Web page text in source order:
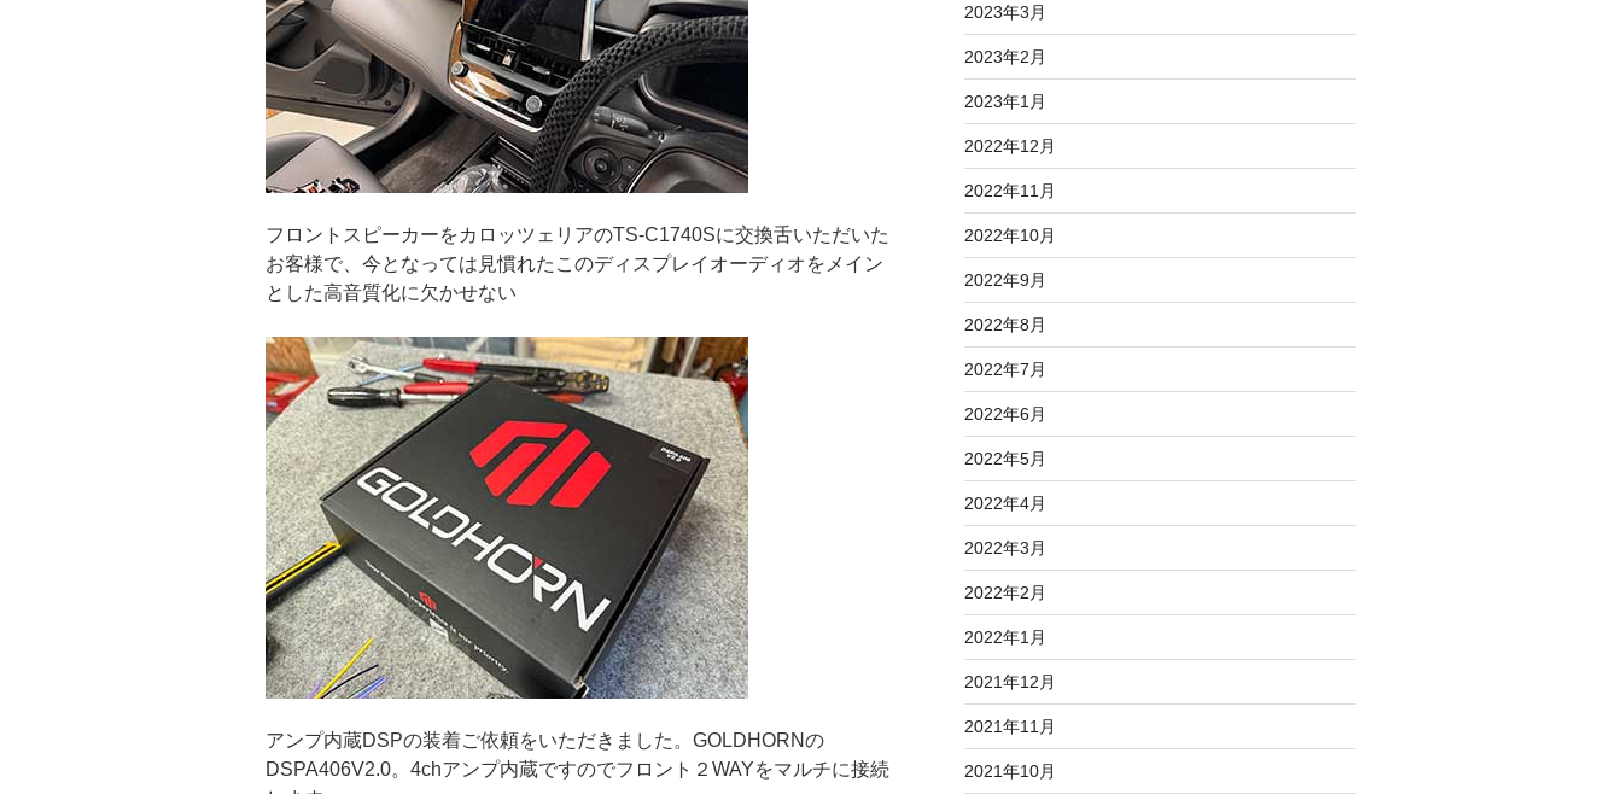
フロントスピーカーをカロッツェリアのTS-C1740Sに交換舌いただいた
お客様で、今となっては見慣れたこのディスプレイオーディオをメイン
とした高音質化に欠かせない
アンプ内蔵DSPの装着ご依頼をいただきました。GOLDHORNの
DSPA406V2.0。4chアンプ内蔵ですのでフロント２WAYをマルチに接続
2023年3月
2023年2月
2023年1月
2022年12月
2022年11月
2022年10月
2022年9月
2022年8月
2022年7月
2022年6月
2022年5月
2022年4月
2022年3月
2022年2月
2022年1月
2021年12月
2021年11月
2021年10月